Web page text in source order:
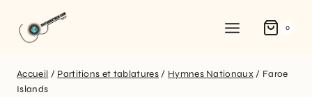
0
Accueil / Partitions et tablatures / Hymnes Nationaux / Faroe
Islands